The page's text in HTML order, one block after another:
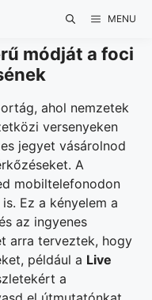
MENU
módját a foci
ahol nemzetek
versenyeken
jegyet vásárolnod
A
mobiltelefonodon
Ez a kényelem a
az ingyenes
arra terveztek, hogy
például a Live
a